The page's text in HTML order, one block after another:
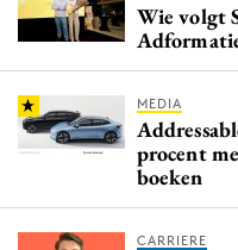
Wie volgt
MEDIA
procent
boeken
CARRIERE